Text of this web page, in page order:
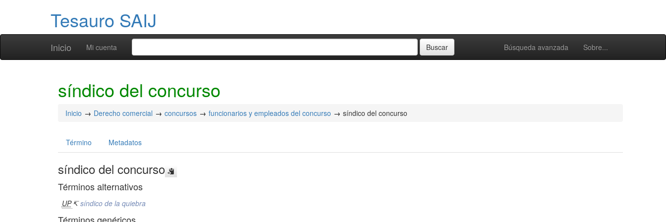
Tesauro SAIJ
Inicio Búsqueda avanzada Sobre...
Mi cuenta
síndico del concurso
Inicio Derecho comercial concursos funcionarios y empleados del concurso síndico del concurso
Término Metadatos
síndico del concurso
Términos alternativos
UP ↸síndico de la quiebra